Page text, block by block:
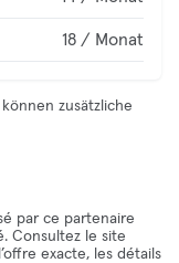
18 / Monat
zusätzliche
par ce partenaire
Consultez le site
exacte, les détails